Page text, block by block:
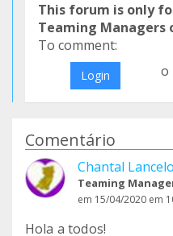
This forum is only
Teaming Managers
To comment:
Login o
Comentário
Chantal
Teaming
em 15/04/2020 em
Hola a todos!